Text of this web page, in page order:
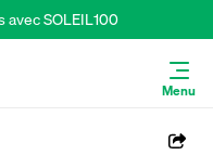
SOLEIL100
Menu